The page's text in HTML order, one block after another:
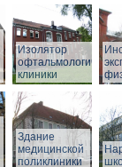
Изолятор
клиники
Здание
медицинской
поликлиники